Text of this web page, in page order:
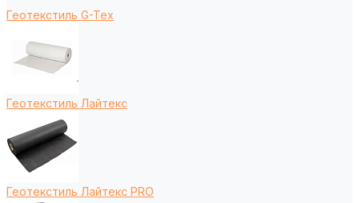
Геотекстиль G-Tex
Геотекстиль Лайтекс
Геотекстиль Лайтекс PRO